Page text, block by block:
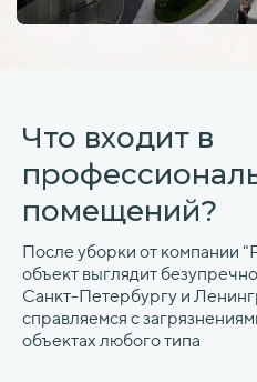
Что входит в
помещений?
После уборки от компании
объект выглядит
Санкт-Петербургу и
справляемся с
объектах любого типа